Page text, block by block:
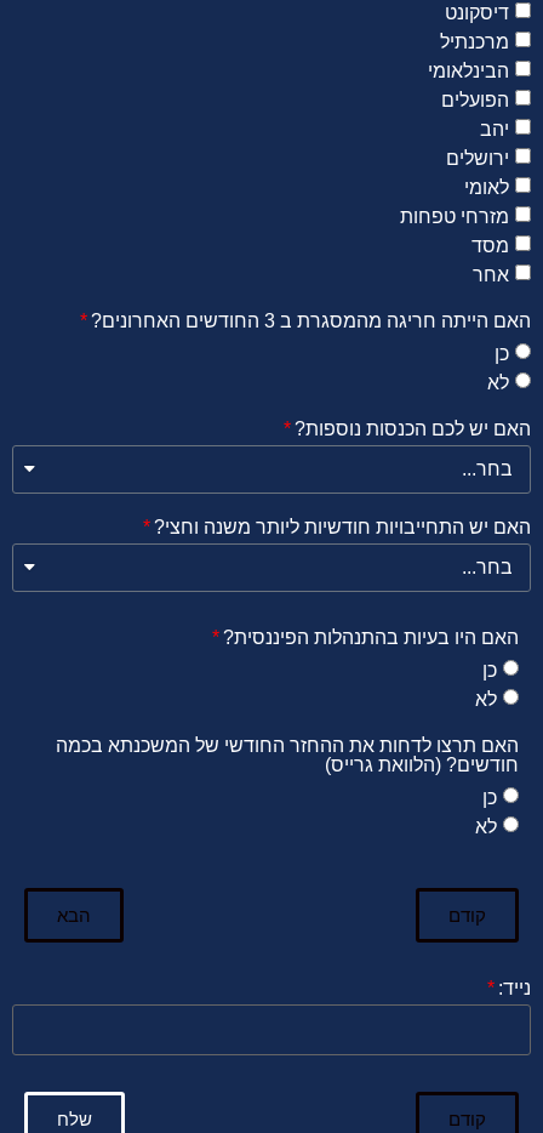
דיסקונט
מרכנתיל
הבינלאומי
הפועלים
יהב
ירושלים
לאומי
מזרחי טפחות
מסד
אחר
האם הייתה חריגה מהמסגרת ב 3 החודשים האחרונים?
כן
לא
האם יש לכם הכנסות נוספות?
האם יש התחייבויות חודשיות ליותר משנה וחצי?
האם היו בעיות בהתנהלות הפיננסית?
כן
לא
האם תרצו לדחות את ההחזר החודשי של המשכנתא בכמה
חודשים? (הלוואת גרייס)
כן
לא
קודם הבא
נייד:
קודם שלח